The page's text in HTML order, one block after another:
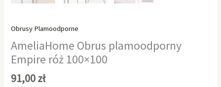
Obrusy Plamoodporne
AmeliaHome Obrus plamoodporny
Empire róż 100×100
91,00zł